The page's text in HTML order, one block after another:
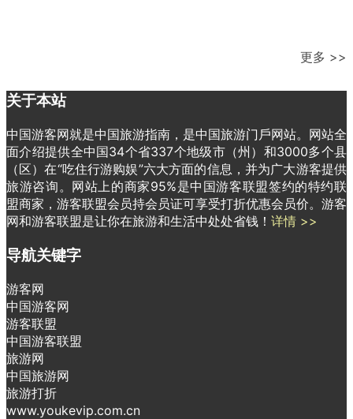
更多 >>
关于本站
中国游客网就是中国旅游指南，是中国旅游门戶网站。网站全
面介绍提供全中国34个省337个地级市（州）和3000多个县
（区）在“吃住行游购娱”六大方面的信息，并为广大游客提供
旅游咨询。网站上的商家95%是中国游客联盟签约的特约联
盟商家，游客联盟会员持会员证可享受打折优惠会员价。游客
网和游客联盟是让你在旅游和生活中处处省钱！ 详情 >>
导航关键字
游客网
中国游客网
游客联盟
中国游客联盟
旅游网
中国旅游网
旅游打折
www.youkevip.com.cn